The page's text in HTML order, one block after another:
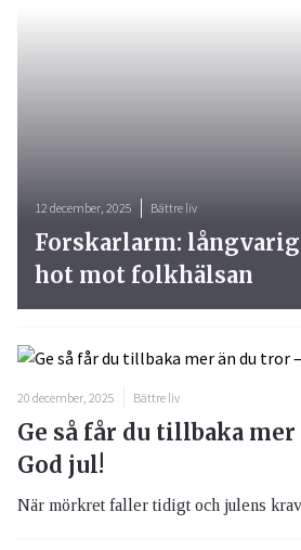
20 december, 2025 Bättre liv
Ge så får du tillbaka
God jul!
När mörkret faller tidigt och julens krav
12 december, 2025 Bättre liv
Forskarlarm:
hot mot folkhälsan